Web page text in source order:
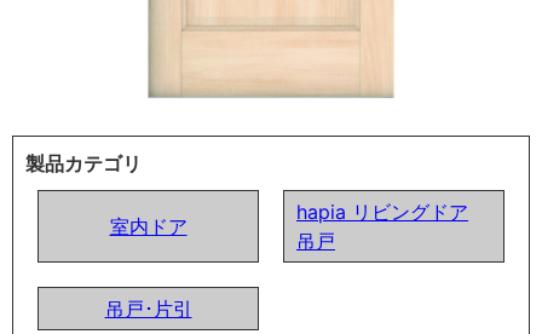
製品カテゴリ
室内ドア
hapia リビングドア
吊戸
吊戸･片引